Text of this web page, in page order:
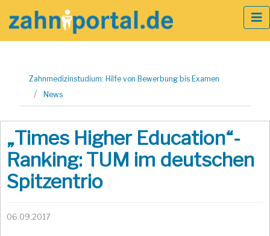
springen
Zahnmedizinstudium: Hilfe von Bewerbung bis Examen
News
„Times Higher Education“-
Ranking: TUM im deutschen
Spitzentrio
06.09.2017